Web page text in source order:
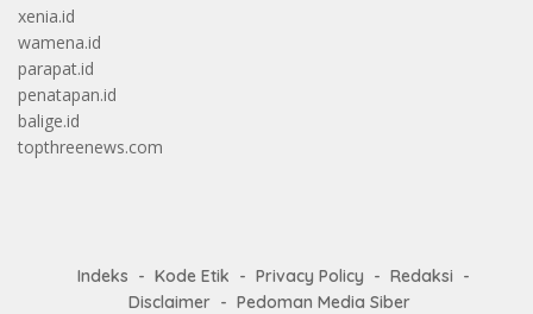
xenia.id
wamena.id
parapat.id
penatapan.id
balige.id
topthreenews.com
Indeks Kode Etik Privacy Policy
Redaksi
Disclaimer
Pedoman Media Siber